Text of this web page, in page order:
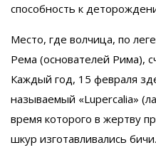
способность к
Место, где волчица, по
Рема (основателей Рима),
Каждый год, 15 февраля
называемый «Lupercalia»
время которого в жертву
шкур изготавливались